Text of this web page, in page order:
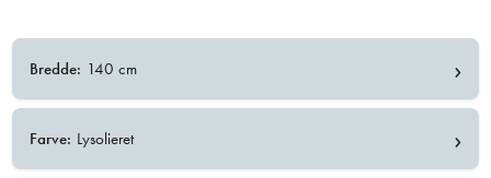
Bredde: 140 cm ›
Farve: Lysolieret ›